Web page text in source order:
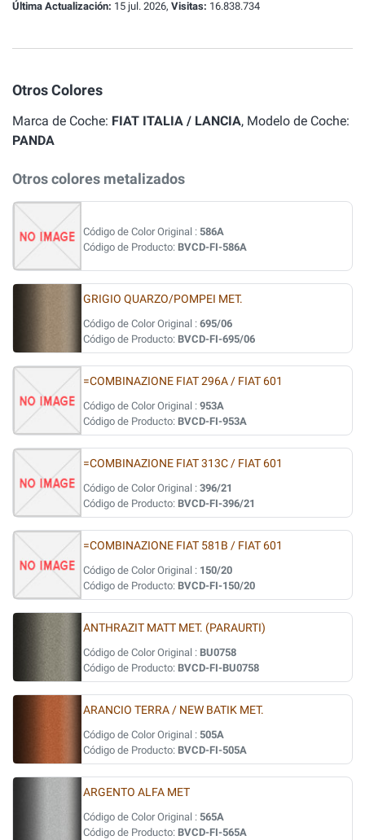
Última Actualización: 15 jul. 2026, Visitas: 16.838.734
Otros Colores
Marca de Coche: FIAT ITALIA / LANCIA, Modelo de Coche:
PANDA
Otros colores metalizados
Código de Color Original : 586A
Código de Producto: BVCD-FI-586A
GRIGIO QUARZO/POMPEI MET.
Código de Color Original : 695/06
Código de Producto: BVCD-FI-695/06
=COMBINAZIONE FIAT 296A / FIAT 601
Código de Color Original : 953A
Código de Producto: BVCD-FI-953A
=COMBINAZIONE FIAT 313C / FIAT 601
Código de Color Original : 396/21
Código de Producto: BVCD-FI-396/21
=COMBINAZIONE FIAT 581B / FIAT 601
Código de Color Original : 150/20
Código de Producto: BVCD-FI-150/20
ANTHRAZIT MATT MET. (PARAURTI)
Código de Color Original : BU0758
Código de Producto: BVCD-FI-BU0758
ARANCIO TERRA / NEW BATIK MET.
Código de Color Original : 505A
Código de Producto: BVCD-FI-505A
ARGENTO ALFA MET
Código de Color Original : 565A
Código de Producto: BVCD-FI-565A